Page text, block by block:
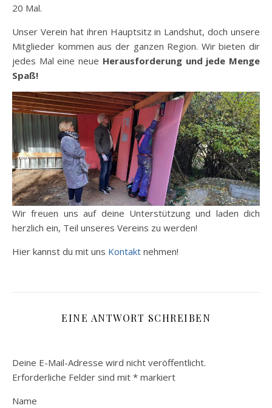
20 Mal.
Unser Verein hat ihren Hauptsitz in Landshut, doch unsere
Mitglieder kommen aus der ganzen Region. Wir bieten dir
jedes Mal eine neue Herausforderung und jede Menge
Spaß!
Wir freuen uns auf deine Unterstützung und laden dich
herzlich ein, Teil unseres Vereins zu werden!
Hier kannst du mit uns Kontakt nehmen!
EINE ANTWORT SCHREIBEN
Deine E-Mail-Adresse wird nicht veröffentlicht.
Erforderliche Felder sind mit * markiert
Name